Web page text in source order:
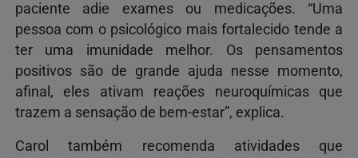
paciente adie exames ou medicações. “Uma
pessoa com o psicológico mais fortalecido tende a
ter uma imunidade melhor. Os pensamentos
positivos são de grande ajuda nesse momento,
afinal, eles ativam reações neuroquímicas que
trazem a sensação de bem-estar”, explica.
Carol também recomenda atividades que